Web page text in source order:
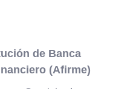
de Banca
(Afirme)